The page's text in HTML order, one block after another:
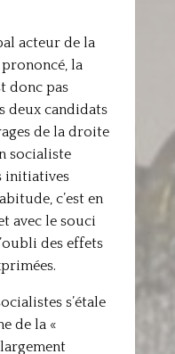
acteur de la
la
donc pas
deux candidats
de la droite
socialiste
initiatives
c’est en
avec le souci
des effets
s’étale
de la «